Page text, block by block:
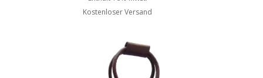
Kostenloser Versand